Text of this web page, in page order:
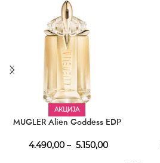
АКЦИЈА
MUGLER Alien Goddess EDP
4.490,00 – 5.150,00